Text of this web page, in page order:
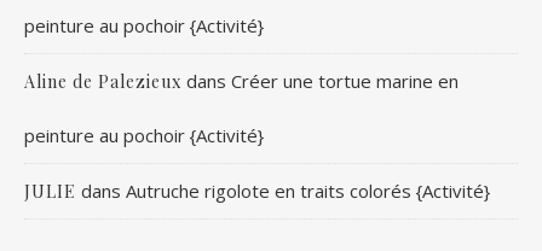
peinture au pochoir {Activité}
Aline de Palezieux dans Créer une tortue marine en
peinture au pochoir {Activité}
JULIE dans Autruche rigolote en traits colorés {Activité}